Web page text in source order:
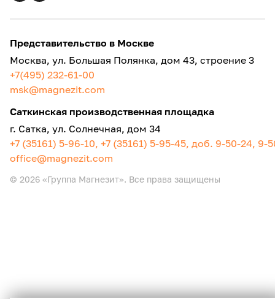
Представительство в Москве
Москва, ул. Большая Полянка, дом 43, строение 3
+7(495) 232-61-00
msk@magnezit.com
Саткинская производственная площадка
г. Сатка, ул. Солнечная, дом 34
+7 (35161) 5-96-10, +7 (35161) 5-95-45, доб. 9-50-24, 9-
office@magnezit.com
© 2026 «Группа Магнезит». Все права защищены